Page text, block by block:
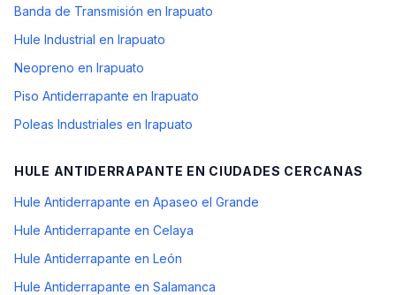
Banda de Transmisión en Irapuato
Hule Industrial en Irapuato
Neopreno en Irapuato
Piso Antiderrapante en Irapuato
Poleas Industriales en Irapuato
HULE ANTIDERRAPANTE EN CIUDADES CERCANAS
Hule Antiderrapante en Apaseo el Grande
Hule Antiderrapante en Celaya
Hule Antiderrapante en León
Hule Antiderrapante en Salamanca